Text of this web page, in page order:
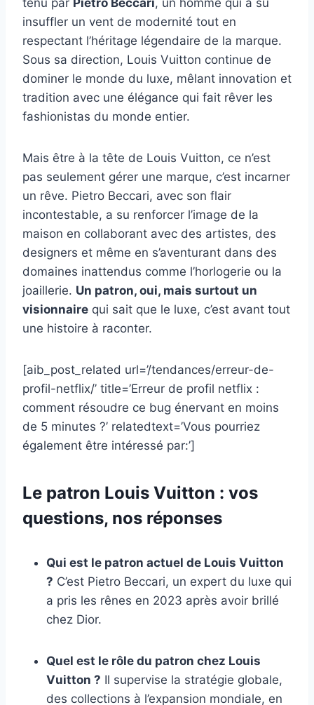
tenu par Pietro Beccari, un homme qui a su
insuffler un vent de modernité tout en
respectant l’héritage légendaire de la marque.
Sous sa direction, Louis Vuitton continue de
dominer le monde du luxe, mêlant innovation et
tradition avec une élégance qui fait rêver les
fashionistas du monde entier.
Mais être à la tête de Louis Vuitton, ce n’est
pas seulement gérer une marque, c’est incarner
un rêve. Pietro Beccari, avec son flair
incontestable, a su renforcer l’image de la
maison en collaborant avec des artistes, des
designers et même en s’aventurant dans des
domaines inattendus comme l’horlogerie ou la
joaillerie. Un patron, oui, mais surtout un
visionnaire qui sait que le luxe, c’est avant tout
une histoire à raconter.
[aib_post_related url=’/tendances/erreur-de-
profil-netflix/’ title=’Erreur de profil netflix :
comment résoudre ce bug énervant en moins
de 5 minutes ?’ relatedtext=’Vous pourriez
également être intéressé par:’]
Le patron Louis Vuitton : vos
questions, nos réponses
Qui est le patron actuel de Louis Vuitton
? C’est Pietro Beccari, un expert du luxe qui
a pris les rênes en 2023 après avoir brillé
chez Dior.
Quel est le rôle du patron chez Louis
Vuitton ? Il supervise la stratégie globale,
des collections à l’expansion mondiale, en